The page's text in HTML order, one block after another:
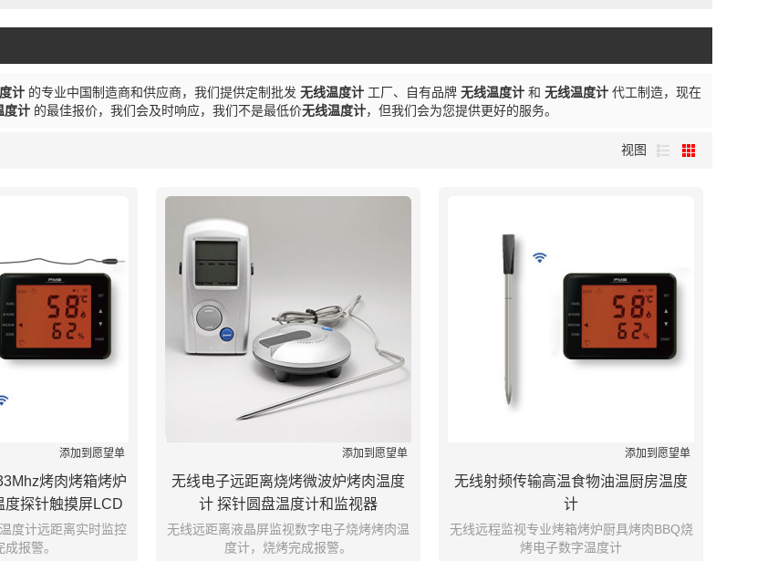
计 的专业中国制造商和供应商，我们提供定制批发 无线温度计 工厂、自有品牌 无线温度计 和 无线温度计 代工制造，现在
度计 的最佳报价，我们会及时响应，我们不是最低价无线温度计，但我们会为您提供更好的服务。
视图
添加到愿望单
烤肉烤箱烤炉
度探针触摸屏LCD
示度计远距离实时监控
报警。
添加到愿望单
无线电子远距离烧烤微波炉烤肉温度
计 探针圆盘温度计和监视器
无线远距离液晶屏监视数字电子烧烤烤肉温
度计，烧烤完成报警。
添加到愿望单
无线射频传输高温食物油温厨房温度
计
无线远程监视专业烤箱烤炉厨具烤肉BBQ烧
烤电子数字温度计